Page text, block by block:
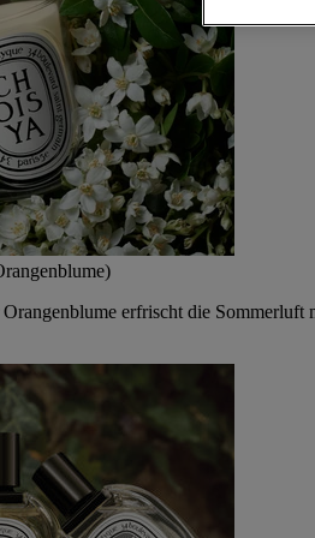
erfrischt die Sommerluft